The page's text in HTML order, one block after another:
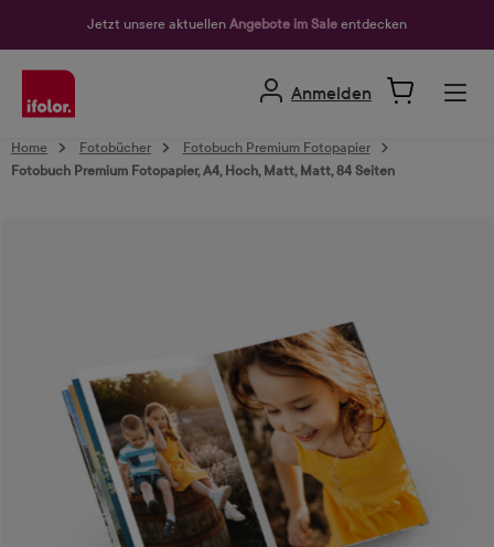
Jetzt unsere aktuellen Angebote im Sale entdecken
Anmelden
Home Fotobücher
Fotobuch Premium Fotopapier
Fotobuch Premium Fotopapier, A4, Hoch, Matt, Matt, 84 Seiten